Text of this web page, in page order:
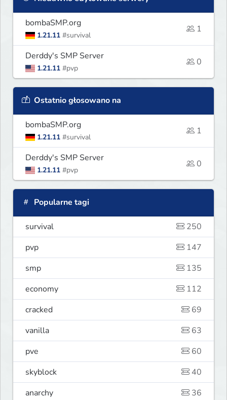
bombaSMP.org
1.21.11 #survival
1
Derddy's SMP Server
1.21.11 #pvp
0
Ostatnio głosowano na
bombaSMP.org
1.21.11 #survival
1
Derddy's SMP Server
1.21.11 #pvp
0
Popularne tagi
survival
250
pvp
147
smp
135
economy
112
cracked
69
vanilla
63
pve
60
skyblock
40
anarchy
36